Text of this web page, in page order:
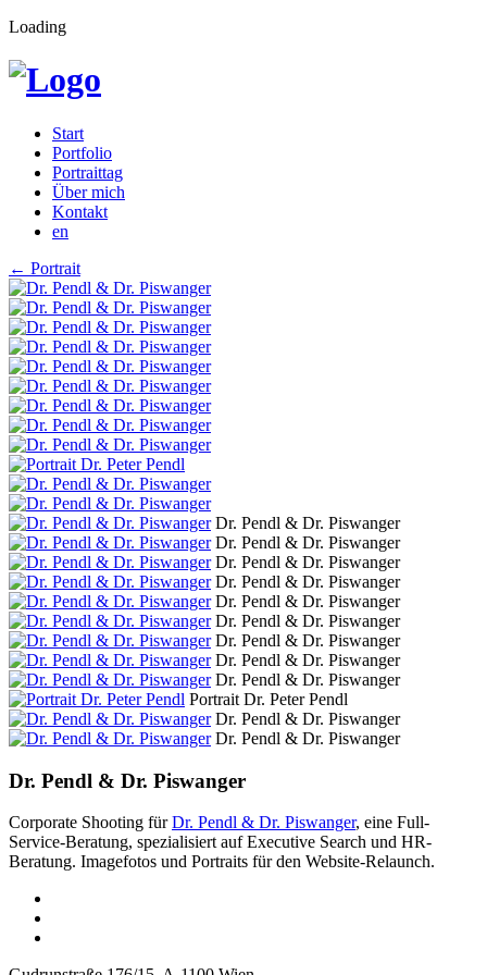
Loading
Start
Portfolio
Portraittag
Über mich
Kontakt
en
← Portrait
Dr. Pendl & Dr. Piswanger
Dr. Pendl & Dr. Piswanger
Dr. Pendl & Dr. Piswanger
Dr. Pendl & Dr. Piswanger
Dr. Pendl & Dr. Piswanger
Dr. Pendl & Dr. Piswanger
Dr. Pendl & Dr. Piswanger
Dr. Pendl & Dr. Piswanger
Dr. Pendl & Dr. Piswanger
Portrait Dr. Peter Pendl
Dr. Pendl & Dr. Piswanger
Dr. Pendl & Dr. Piswanger
Dr. Pendl & Dr. Piswanger
Corporate Shooting für Dr. Pendl & Dr. Piswanger, eine Full-
Service-Beratung, spezialisiert auf Executive Search und HR-
Beratung. Imagefotos und Portraits für den Website-Relaunch.